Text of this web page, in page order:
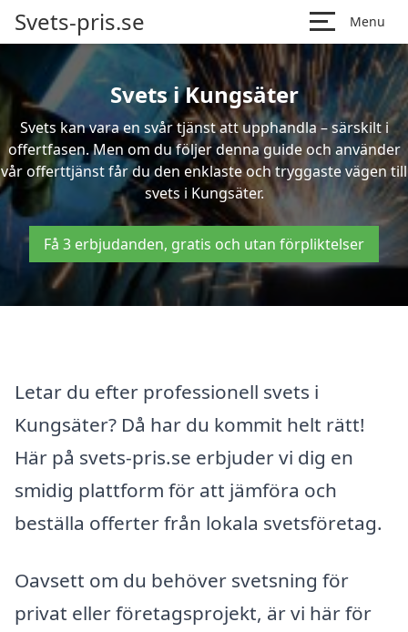
Svets-pris.se Menu
Svets i Kungsäter
Svets kan vara en svår tjänst att upphandla – särskilt i
offertfasen. Men om du följer denna guide och använder
vår offerttjänst får du den enklaste och tryggaste vägen till
svets i Kungsäter.
Få 3 erbjudanden, gratis och utan förpliktelser
Letar du efter professionell svets i
Kungsäter? Då har du kommit helt rätt!
Här på svets-pris.se erbjuder vi dig en
smidig plattform för att jämföra och
beställa offerter från lokala svetsföretag.
Oavsett om du behöver svetsning för
privat eller företagsprojekt, är vi här för